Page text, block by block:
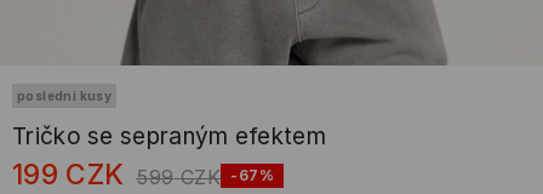
poslední kusy
Tričko se sepraným efektem
199 CZK 599 CZK -67%